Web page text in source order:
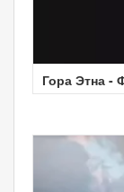
Гора Этна -